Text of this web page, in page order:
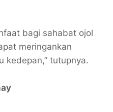
bagi sahabat ojol
meringankan
kedepan,” tutupnya.